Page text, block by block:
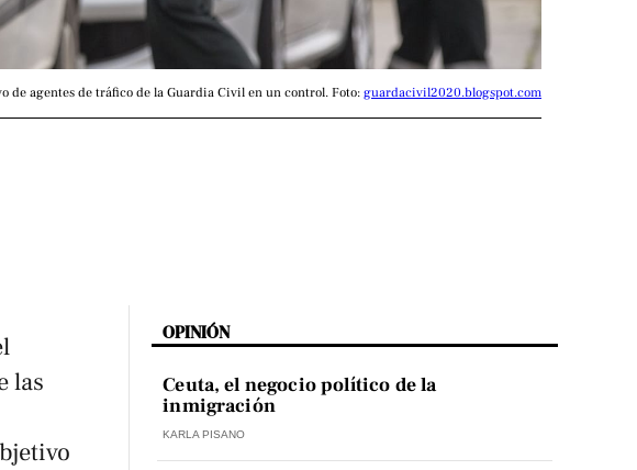
de agentes de tráfico de la Guardia Civil en un control. Foto: guardacivil2020.blogspot.com
las
OPINIÓN
Ceuta, el negocio político de la
inmigración
KARLA PISANO